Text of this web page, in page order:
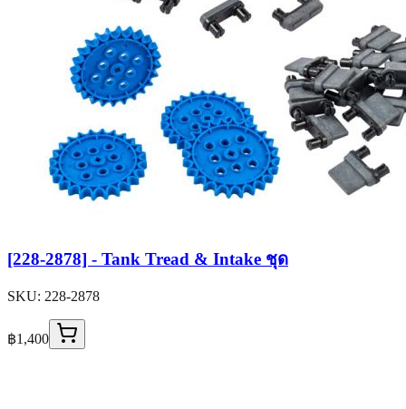
[228-2878] - Tank Tread & Intake ชุด
SKU: 228-2878
฿1,400